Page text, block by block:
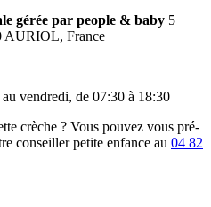
gérée par people & baby 5
AURIOL, France
vendredi, de 07:30 à 18:30
crèche ? Vous pouvez vous pré-
conseiller petite enfance au 04 82